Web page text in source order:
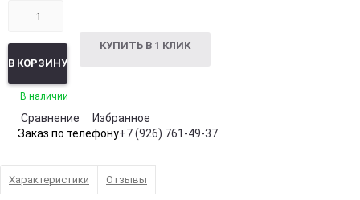
В КОРЗИНУ
КУПИТЬ В 1 КЛИК
В наличии
Сравнение
Избранное
Заказ по телефону+7 (926) 761-49-37
Характеристики Отзывы